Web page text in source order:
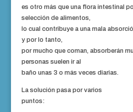
es otro más que una flora intestinal
selección de alimentos,
lo cual contribuye a una mala
y por lo tanto,
por mucho que coman, absorberán
personas suelen ir al
baño unas 3 o más veces diarias.
La solución pasa por varios
puntos: